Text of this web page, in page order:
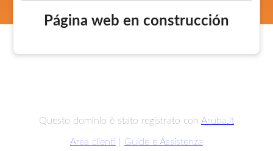
Página web en construcción
Questo dominio è stato registrato con Aruba.it
Area clienti Guide e Assistenza